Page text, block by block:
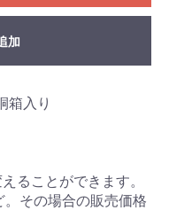
加
箱入り
ることができます。
その場合の販売価格